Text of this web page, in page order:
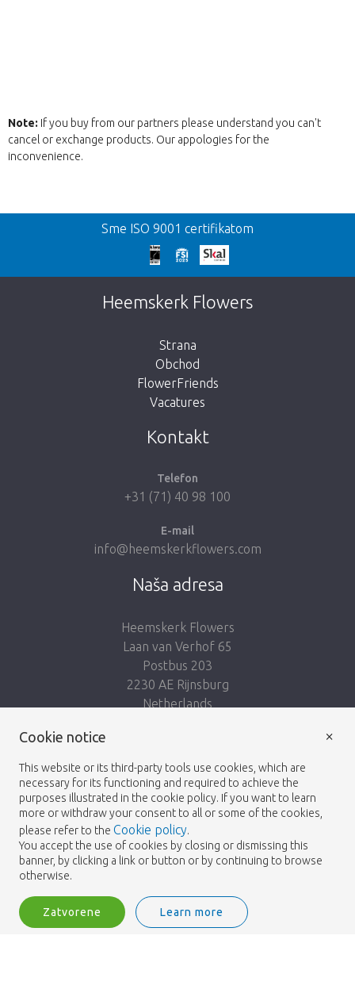
Note: If you buy from our partners please understand you can't
cancel or exchange products. Our appologies for the
inconvenience.
Spat
We're sorry
This page does not exist. Click on the
button below to return to the shop.
Sme ISO 9001 certifikatom
Heemskerk Flowers
Strana
Obchod
FlowerFriends
Vacatures
Kontakt
Telefon
+31 (71) 40 98 100
E-mail
info@heemskerkflowers.com
Naša adresa
Heemskerk Flowers
Laan van Verhof 65
Postbus 203
2230 AE Rijnsburg
Netherlands
© 2026 - Heemskerk Flowers
Heemskerk Flowers is a trading name of BGH A.Heemskerk AZN b.v.
Cookie notice
This website or its third-party tools use cookies, which are
necessary for its functioning and required to achieve the
purposes illustrated in the cookie policy. If you want to learn
more or withdraw your consent to all or some of the cookies,
please refer to the Cookie policy.
You accept the use of cookies by closing or dismissing this
banner, by clicking a link or button or by continuing to browse
otherwise.
Zatvorene Learn more
×